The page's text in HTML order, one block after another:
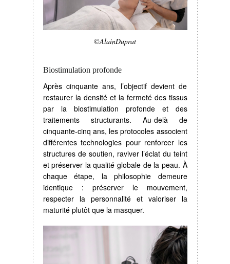
©AlainDuprat
Biostimulation profonde
Après cinquante ans, l’objectif devient de
restaurer la densité et la fermeté des tissus
par la biostimulation profonde et des
traitements structurants. Au-delà de
cinquante-cinq ans, les protocoles associent
différentes technologies pour renforcer les
structures de soutien, raviver l’éclat du teint
et préserver la qualité globale de la peau. À
chaque étape, la philosophie demeure
identique : préserver le mouvement,
respecter la personnalité et valoriser la
maturité plutôt que la masquer.